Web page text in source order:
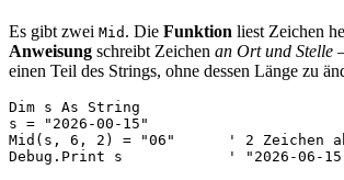
Es gibt zwei Mid . Die Funktion liest Zeichen
Anweisung schreibt Zeichen an Ort und Stelle
einen Teil des Strings, ohne dessen Länge zu
Dim s As String
s = "2026-00-15"
Mid(s, 6, 2) = "06"      ' 2 Zeichen